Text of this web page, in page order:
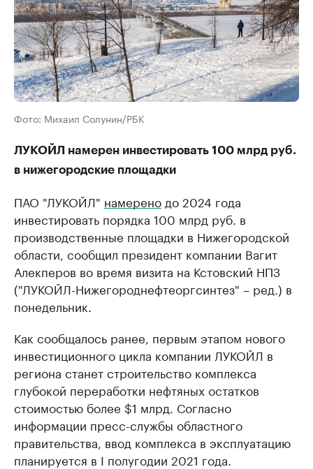
Фото: Михаил Солунин/РБК
ЛУКОЙЛ намерен инвестировать 100 млрд руб.
в нижегородские площадки
ПАО "ЛУКОЙЛ" намерено до 2024 года
инвестировать порядка 100 млрд руб. в
производственные площадки в Нижегородской
области, сообщил президент компании Вагит
Алекперов во время визита на Кстовский НПЗ
("ЛУКОЙЛ-Нижегороднефтеоргсинтез" ​– ред.) в
понедельник.
Как сообщалось ранее, первым этапом нового
инвестиционного цикла компании ЛУКОЙЛ в
региона станет строительство комплекса
глубокой переработки нефтяных остатков
стоимостью более $1 млрд. Согласно
информации пресс-службы областного
правительства, ввод комплекса в эксплуатацию
планируется в I полугодии 2021 года.